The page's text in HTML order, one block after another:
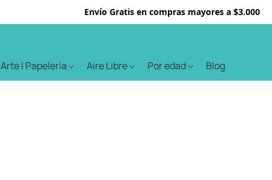
Envío Gratis en compras mayores a $3.000
Arte | Papelería Aire Libre Por edad Blog